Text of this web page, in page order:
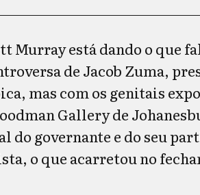
Murray está dando o que
de Jacob Zuma,
mas com os genitais
Gallery de
do governante e do seu
o que acarretou no